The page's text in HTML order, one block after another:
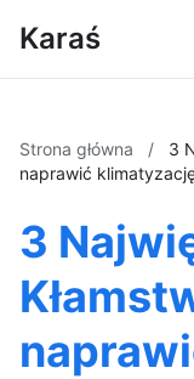
Karaś
Strona główna /
3
naprawić
3